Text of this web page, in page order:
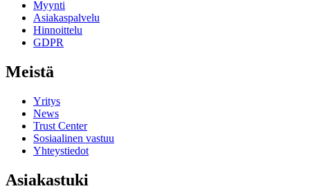
Myynti
Asiakaspalvelu
Hinnoittelu
GDPR
Meistä
Yritys
News
Trust Center
Sosiaalinen vastuu
Yhteystiedot
Asiakastuki